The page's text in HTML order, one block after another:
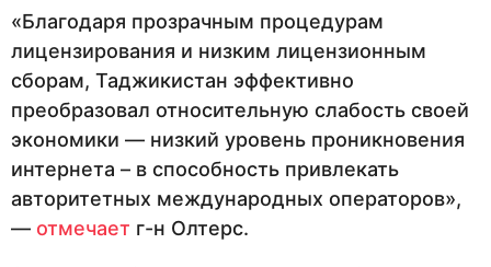
«Благодаря прозрачным процедурам
лицензирования и низким лицензионным
сборам, Таджикистан эффективно
преобразовал относительную слабость своей
экономики — низкий уровень проникновения
интернета – в способность привлекать
авторитетных международных операторов»,
— отмечает г-н Олтерс.